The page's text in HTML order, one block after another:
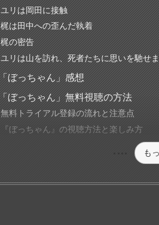
ユリは岡田に接触
梶は田中への歪んだ執着
梶の密告
ユリは山を訪れ、死者たちに思いを馳せ
ぼっちゃん」感想
ぼっちゃん」無料視聴の方法
無料トライアル登録の流れと注意点
『ぼっちゃん』の視聴方法と楽しみ方
も